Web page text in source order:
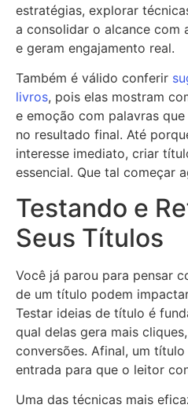
estratégias, explorar
a consolidar o alcance com
e geram engajamento real.
Também é válido conferir
livros, pois elas mostram
e emoção com palavras
no resultado final. Até
interesse imediato, criar
essencial. Que tal começar
Testando e
Seus Títulos
Você já parou para pensar
de um título podem
Testar ideias de título é
qual delas gera mais
conversões. Afinal, um
entrada para que o leitor
Uma das técnicas mais